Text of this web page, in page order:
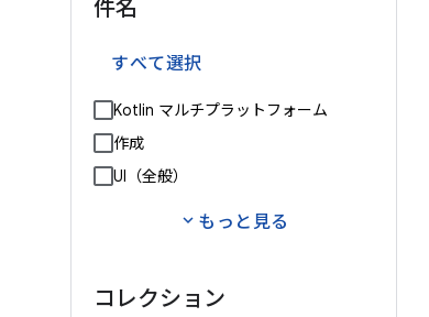
件名
すべて選択
Kotlin マルチプラットフォーム
作成
UI（全般）
expand_more もっと見る
コレクション